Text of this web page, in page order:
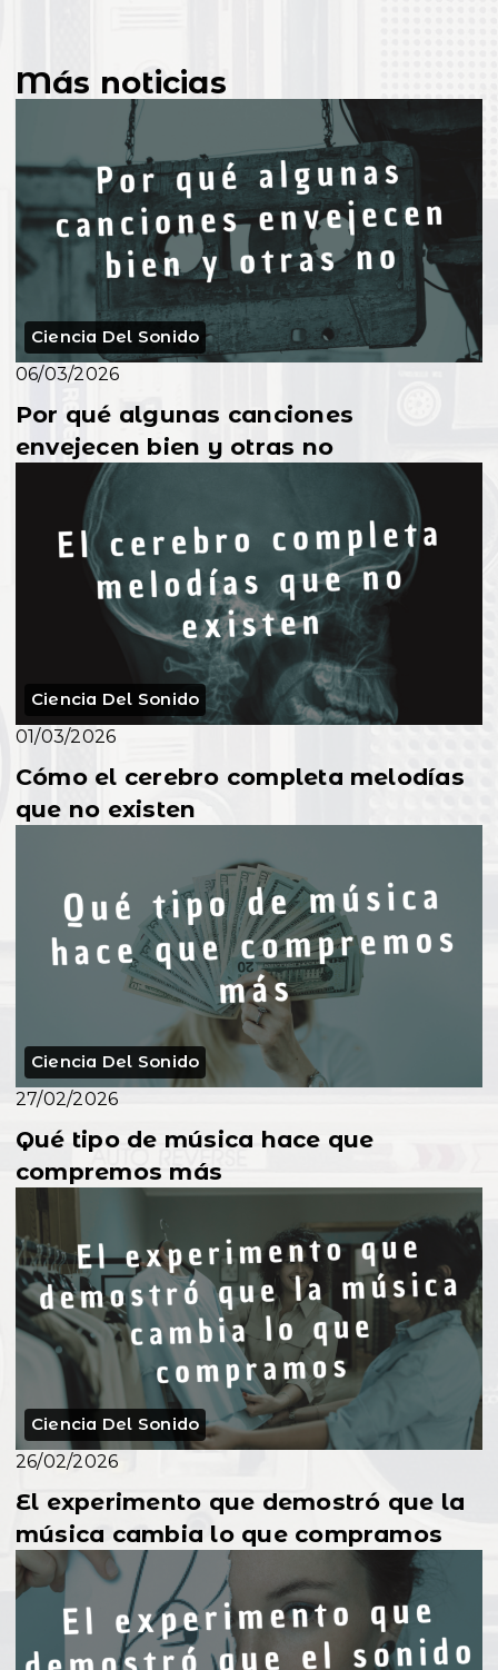
Más noticias
Ciencia Del Sonido
06/03/2026
Por qué algunas canciones
envejecen bien y otras no
Ciencia Del Sonido
01/03/2026
Cómo el cerebro completa melodías
que no existen
Ciencia Del Sonido
27/02/2026
Qué tipo de música hace que
compremos más
Ciencia Del Sonido
26/02/2026
El experimento que demostró que la
música cambia lo que compramos